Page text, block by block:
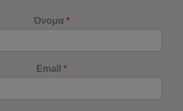
Όνομα *
Email *